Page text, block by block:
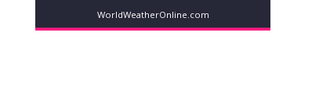
WorldWeatherOnline.com